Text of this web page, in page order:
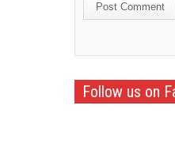
Follow us on